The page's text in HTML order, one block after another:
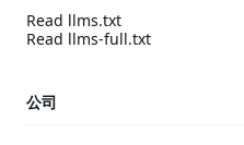
Read llms.txt
Read llms-full.txt
公司